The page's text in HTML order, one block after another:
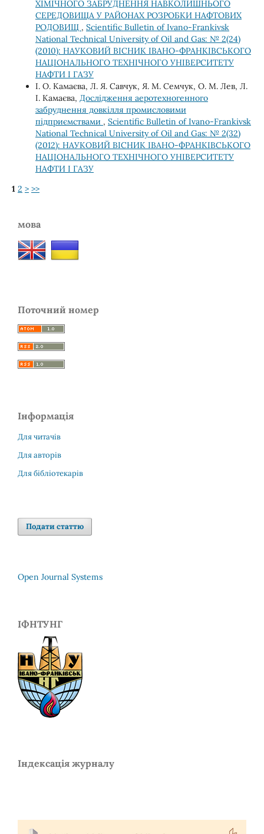
ХІМІЧНОГО ЗАБРУДНЕННЯ НАВКОЛИШНЬОГО
СЕРЕДОВИЩА У РАЙОНАХ РОЗРОБКИ НАФТОВИХ
РОДОВИЩ , Scientific Bulletin of Ivano-Frankivsk
National Technical University of Oil and Gas: № 2(24)
(2010): НАУКОВИЙ ВІСНИК ІВАНО-ФРАНКІВСЬКОГО
НАЦІОНАЛЬНОГО ТЕХНІЧНОГО УНІВЕРСИТЕТУ
НАФТИ І ГАЗУ
І. О. Камаєва, Л. Я. Савчук, Я. М. Семчук, О. М. Лев, Л.
І. Камаєва, Дослідження аеротехногенного
забруднення довкілля промисловими
підприємствами , Scientific Bulletin of Ivano-Frankivsk
National Technical University of Oil and Gas: № 2(32)
(2012): НАУКОВИЙ ВІСНИК ІВАНО-ФРАНКІВСЬКОГО
НАЦІОНАЛЬНОГО ТЕХНІЧНОГО УНІВЕРСИТЕТУ
НАФТИ І ГАЗУ
1 2 > >>
мова
Поточний номер
Інформація
Для читачів
Для авторів
Для бібліотекарів
Подати статтю
Open Journal Systems
ІФНТУНГ
Індексація журналу